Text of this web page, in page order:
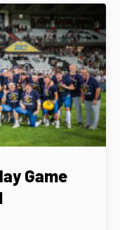
Game